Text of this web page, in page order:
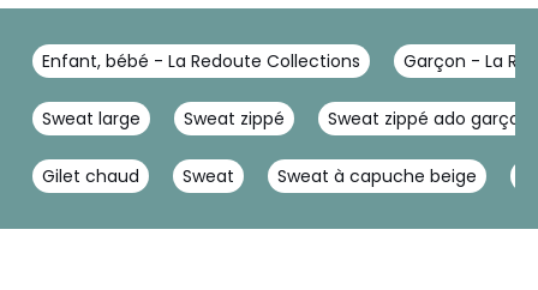
Enfant, bébé - La Redoute Collections Garçon - La
Sweat large Sweat zippé Sweat zippé ado garçon
Gilet chaud Sweat Sweat à capuche beige